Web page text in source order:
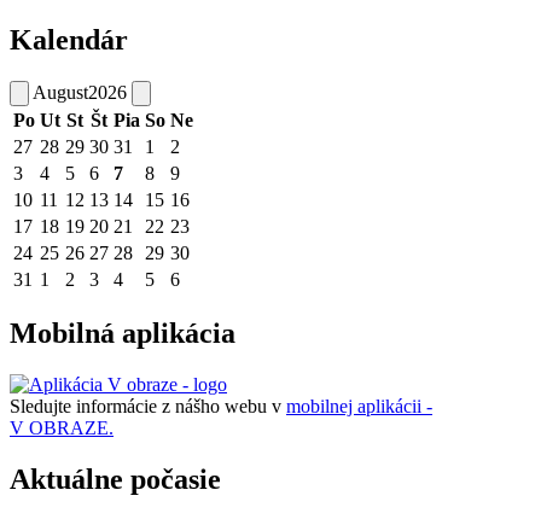
Kalendár
August2026
Po Ut St Št Pia So Ne
27 28 29 30 31 1
2
3
4 5 6 7 8
9
10 11 12 13 14 15 16
17 18 19 20 21 22 23
24 25 26 27 28 29 30
31 1 2 3 4 5 6
Mobilná aplikácia
Sledujte informácie z nášho webu v mobilnej aplikácii -
V OBRAZE.
Aktuálne počasie